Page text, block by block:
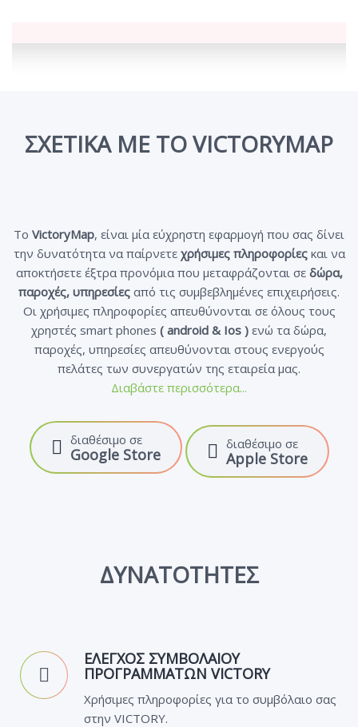
ΣΧΕΤΙΚΑ ΜΕ ΤΟ VICTORYMAP
Το VictoryMap, είναι μία εύχρηστη εφαρμογή που σας δίνει
την δυνατότητα να παίρνετε χρήσιμες πληροφορίεςκαι να
αποκτήσετε έξτρα προνόμια που μεταφράζονται σε δώρα,
παροχές, υπηρεσίες από τις συμβεβλημένες επιχειρήσεις.
Οι χρήσιμες πληροφορίες απευθύνονται σε όλους τους
χρηστές smart phones ( android & Ios ) ενώ τα δώρα,
παροχές, υπηρεσίες απευθύνονται στους ενεργούς
πελάτες των συνεργατών της εταιρεία μας.
Διαβάστε περισσότερα...
διαθέσιμο σε
Google Store
διαθέσιμο σε
Apple Store
ΔΥΝΑΤΟΤΗΤΕΣ
ΕΛΕΓΧΟΣ ΣΥΜΒΟΛΑΙΟΥ
ΠΡΟΓΡΑΜΜΑΤΩΝ VICTORY
Χρήσιμες πληροφορίες για το συμβόλαιο σας
στην VICTORY.